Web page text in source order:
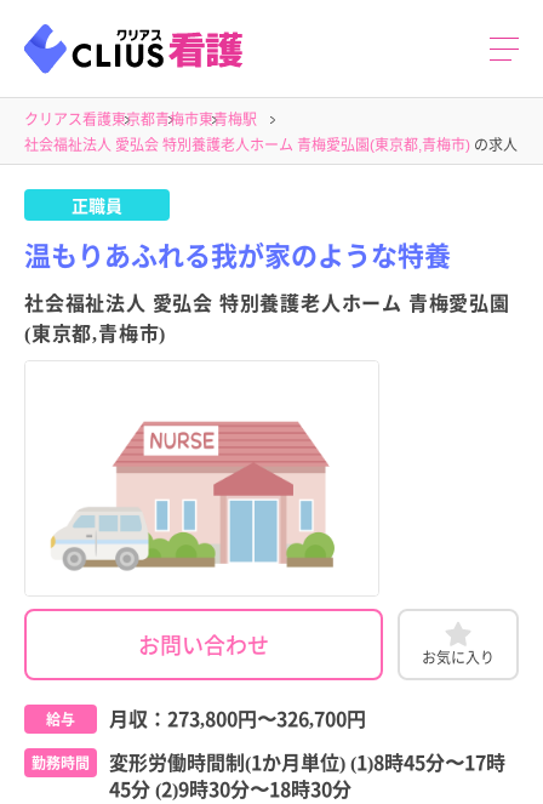
クリアス看護東京都青梅市東青梅駅
社会福祉法人 愛弘会 特別養護老人ホーム 青梅愛弘園(東京都,青梅市) の求人
正職員
温もりあふれる我が家のような特養
社会福祉法人 愛弘会 特別養護老人ホーム 青梅愛弘園
(東京都,青梅市)
お問い合わせ お気に入り
給与 月収： 273,800円〜326,700円
勤務時間
変形労働時間制(1か月単位) (1)8時45分〜17時
45分 (2)9時30分〜18時30分